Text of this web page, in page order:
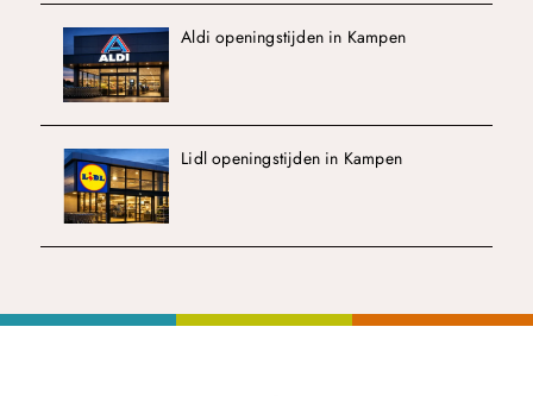
Aldi openingstijden in Kampen
Lidl openingstijden in Kampen